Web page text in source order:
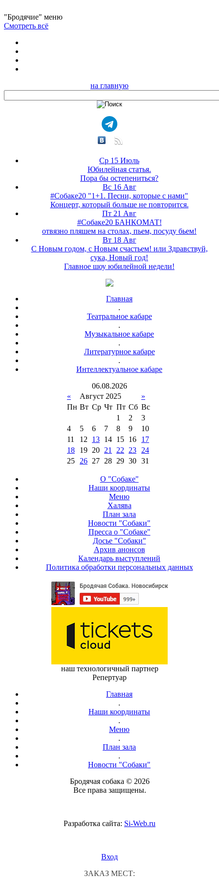
"Бродячие" меню
Смотреть всё
на главную
Ср 15 Июль
Юбилейная статья.
Пора бы остепениться?
Вс 16 Авг
#Собаке20 "1+1. Песни, которые с нами"
Концерт, который больше не повторится.
Пт 21 Авг
#Собаке20 БАНКОМАТ!
отвязно пляшем на столах, пьем, посуду бьем!
Вт 18 Авг
С Новым годом, с Новым счастьем! или Здравствуй,
сука, Новый год!
Главное шоу юбилейной недели!
Главная
.
Театральное кабаре
.
Музыкальное кабаре
.
Литературное кабаре
.
Интеллектуальное кабаре
06.08.2026
«
Август 2025
»
Пн Вт Ср Чт Пт Сб Вс
1
2
3
4
5 6 7 8 9
10
11
12 13 14 15 16
17
18
19 20 21 22 23
24
25
26 27 28 29 30 31
О "Собаке"
Наши координаты
Меню
Халява
План зала
Новости "Собаки"
Пресса о "Собаке"
Досье "Собаки"
Архив анонсов
Календарь выступлений
Политика обработки персональных данных
наш технологичный партнер
Репертуар
Главная
.
Наши координаты
.
Меню
.
План зала
.
Новости "Собаки"
Бродячая собака © 2026
Все права защищены.
Разработка сайта: Si-Web.ru
Вход
ЗАКАЗ МЕСТ: